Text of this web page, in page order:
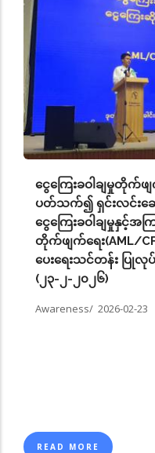
ငွေကြေးခဝါချမှုတိုက်
ပတ်သက်၍ ရှင်းလင်းဆွေး
ငွေကြေးခဝါချမှုနှင့်
တိုက်ဖျက်ရေး(AML/
ပေးရေးသင်တန်း ပြုလုပ်
(၂၃-၂-၂၀၂၆)
Awareness/ 2026-02-23
READ MORE